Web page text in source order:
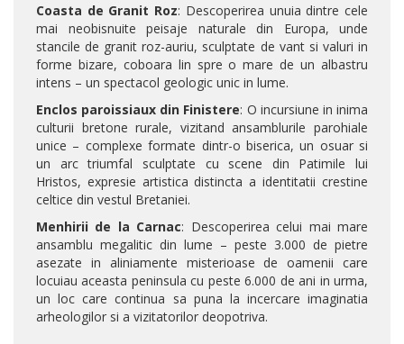
Coasta de Granit Roz: Descoperirea unuia dintre cele
mai neobisnuite peisaje naturale din Europa, unde
stancile de granit roz-auriu, sculptate de vant si valuri in
forme bizare, coboara lin spre o mare de un albastru
intens – un spectacol geologic unic in lume.
Enclos paroissiaux din Finistere: O incursiune in inima
culturii bretone rurale, vizitand ansamblurile parohiale
unice – complexe formate dintr-o biserica, un osuar si
un arc triumfal sculptate cu scene din Patimile lui
Hristos, expresie artistica distincta a identitatii crestine
celtice din vestul Bretaniei.
Menhirii de la Carnac: Descoperirea celui mai mare
ansamblu megalitic din lume – peste 3.000 de pietre
asezate in aliniamente misterioase de oamenii care
locuiau aceasta peninsula cu peste 6.000 de ani in urma,
un loc care continua sa puna la incercare imaginatia
arheologilor si a vizitatorilor deopotriva.